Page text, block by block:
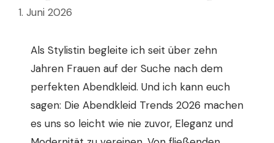
1. Juni 2026
Als Stylistin begleite ich seit über zehn
Jahren Frauen auf der Suche nach dem
perfekten Abendkleid. Und ich kann euch
sagen: Die Abendkleid Trends 2026 machen
es uns so leicht wie nie zuvor, Eleganz und